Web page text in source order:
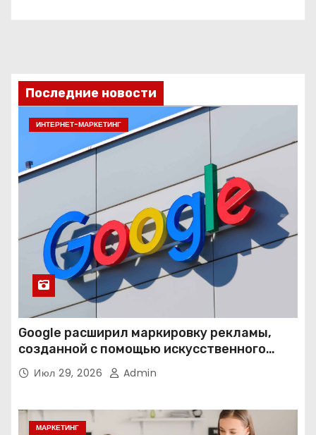
Последние новости
ИНТЕРНЕТ-МАРКЕТИНГ
Google расширил маркировку рекламы,
созданной с помощью искусственного
интеллекта
Июл 29, 2026 Admin
МАРКЕТИНГ